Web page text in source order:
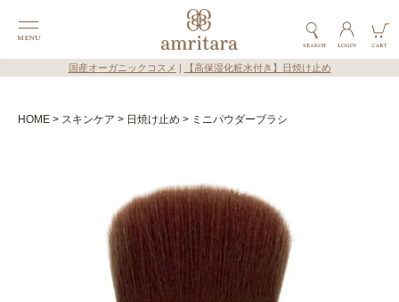
国産オーガニックコスメ 【高保湿化粧水付き】日焼け止め
HOME スキンケア 日焼け止め ミニパウダーブラシ